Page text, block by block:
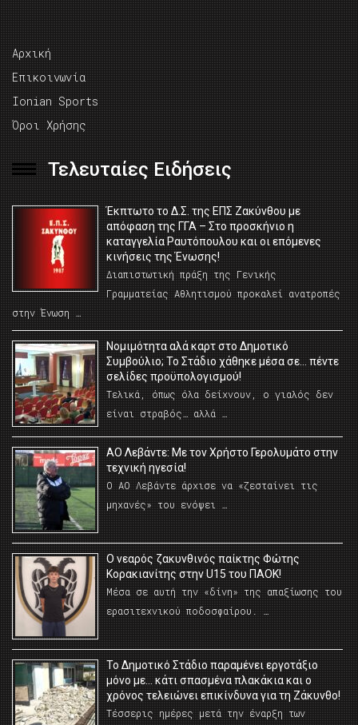
Αρχική
Επικοινωνία
Ionian Sports
Όροι Χρήσης
Τελευταίες Ειδήσεις
Έκπτωτο το Δ.Σ. της ΕΠΣ Ζακύνθου με
απόφαση της ΓΓΑ – Στο προσκήνιο η
καταγγελία Ραυτόπουλου και οι επόμενες
κινήσεις της Ένωσης!
Διαπιστωτική πράξη της Γενικής
Γραμματείας Αθλητισμού προκαλεί ανατροπές
στην Ένωση …
Νομιμότητα αλά καρτ στο Δημοτικό
Συμβούλιο; Το Στάδιο χάθηκε μέσα σε… πέντε
σελίδες προϋπολογισμού!
Τελικά, όπως όλα δείχνουν, ο γιαλός δεν
είναι στραβός… αλλά …
ΑΟ Λεβάντε: Με τον Χρήστο Γερολυμάτο στην
τεχνική ηγεσία!
Ο ΑΟ Λεβάντε άρχισε να «ζεσταίνει τις
μηχανές» του ενόψει …
O νεαρός ζακυνθινός παίκτης Φώτης
Κορακιανίτης στην U15 του ΠΑΟΚ!
Μέσα σε αυτή την «δίνη» της απαξίωσης του
ερασιτεχνικού ποδοσφαίρου. …
Το Δημοτικό Στάδιο παραμένει εργοτάξιο
μόνο με… κάτι σπασμένα πλακάκια και ο
χρόνος τελειώνει επικίνδυνα για τη Ζάκυνθο!
Τέσσερις ημέρες μετά την έναρξη των